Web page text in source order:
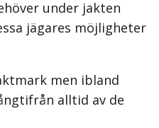
under jakten
jägares möjligheter
men ibland
alltid av de